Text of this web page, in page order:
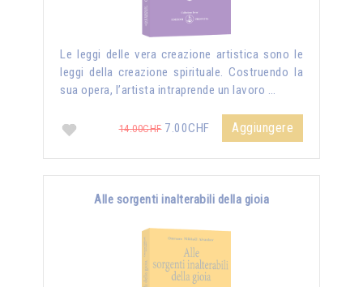
Le leggi delle vera creazione artistica sono le
leggi della creazione spirituale. Costruendo la
sua opera, l’artista intraprende un lavoro …
14.00CHF7.00CHF Aggiungere
Alle sorgenti inalterabili della gioia